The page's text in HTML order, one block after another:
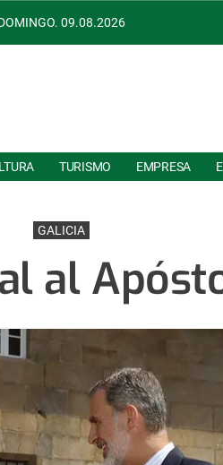
09.08.2026
TURISMO EMPRESA
GALICIA
al